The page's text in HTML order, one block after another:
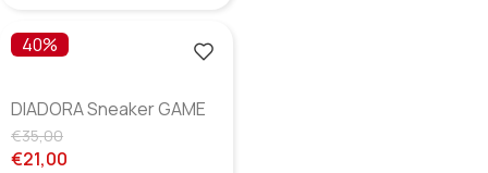
40%
DIADORA Sneaker GAME
P TD Black Iris/Poppy
Red/White
€35,00
€21,00